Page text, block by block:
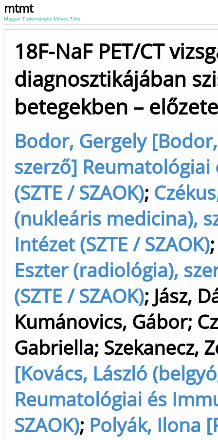
mtmt
Magyar Tudományos Művek Tára
18F-NaF PET/CT
diagnosztikájában
betegekben –
Bodor, Gergely
szerző]
(SZTE / SZAOK);
(nukleáris medicina),
Intézet (SZTE / SZAOK)
Eszter (radiológia),
(SZTE / SZAOK); Jász,
Kumánovics, Gábor;
Gabriella; Szekanecz,
[Kovács, László
Reumatológiai és
SZAOK); Polyák, Ilona